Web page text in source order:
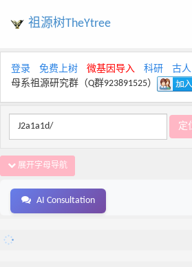
祖源树TheYtree
登录 免费上树 微基因导入 科研 古人
母系祖源研究群（Q群923891525）
展开字母导航
AI Consultation